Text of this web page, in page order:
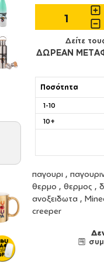
Δείτε
ΔΩΡΕΑΝ
Ποσότητα
1-10
10+
παγουρι ,
θερμο , θερμος ,
ανοξειδωτα ,
creeper